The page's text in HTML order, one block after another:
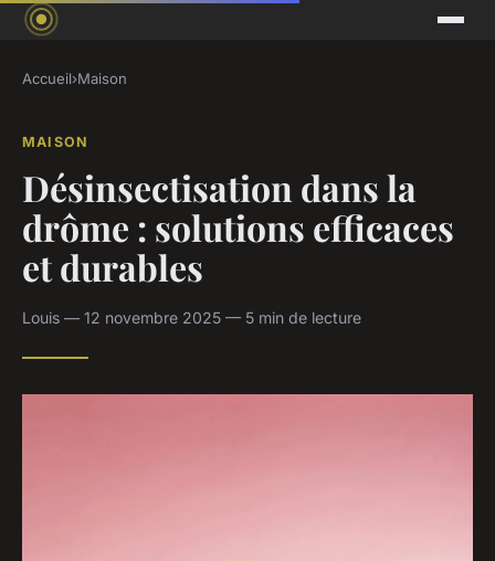
Accueil›Maison
MAISON
Désinsectisation dans la
drôme : solutions efficaces
et durables
Louis — 12 novembre 2025 — 5 min de lecture